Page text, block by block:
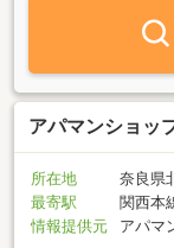
アパマンショッ
所在地
奈良県
最寄駅
関西本
情報提供元
アパマ